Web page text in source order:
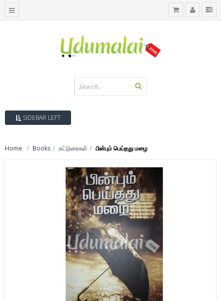
SIDEBAR LEFT
Home Books கட்டுரைகள் பின்பும் பெய்தது மழை